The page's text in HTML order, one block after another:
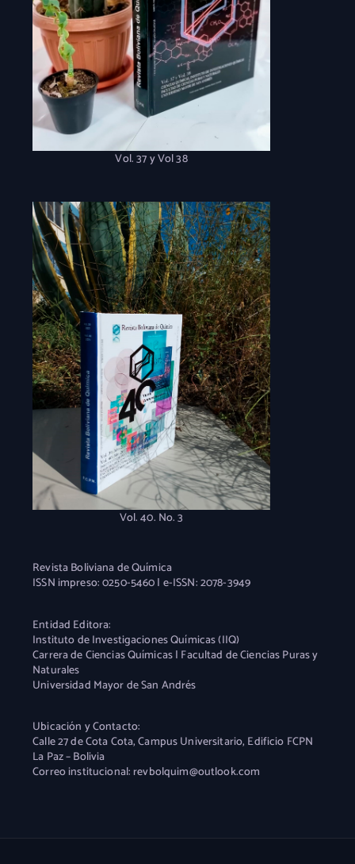
Vol. 37 y Vol 38
Vol. 40. No. 3
Revista Boliviana de Química
ISSN impreso: 0250-5460 | e-ISSN: 2078-3949
Entidad Editora:
Instituto de Investigaciones Químicas (IIQ)
Carrera de Ciencias Químicas | Facultad de Ciencias Puras y
Naturales
Universidad Mayor de San Andrés
Ubicación y Contacto:
Calle 27 de Cota Cota, Campus Universitario, Edificio FCPN
La Paz – Bolivia
Correo institucional: revbolquim@outlook.com